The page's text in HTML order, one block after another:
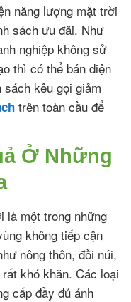
năng lượng mặt trời
sách ưu đãi. Như
nghiệp không sử
thì có thể bán điện
kêu gọi giảm
trên toàn cầu để
Ở Những
là một trong những
không tiếp cận
nông thôn, đồi núi,
khó khăn. Các loại
cấp đầy đủ ánh